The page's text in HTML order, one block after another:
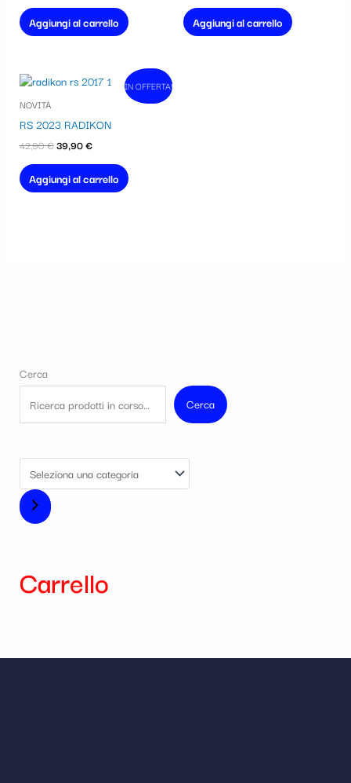
Aggiungi al carrello Aggiungi al carrello
In vendita!
IN OFFERTA!
NOVITÀ
RS 2023 RADIKON
42,90€
Il
era:
39,90€
Il
è:
Aggiungi al carrello
Cerca
Cerca
Carrello